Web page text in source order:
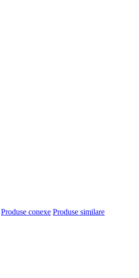
Produse conexe Produse similare